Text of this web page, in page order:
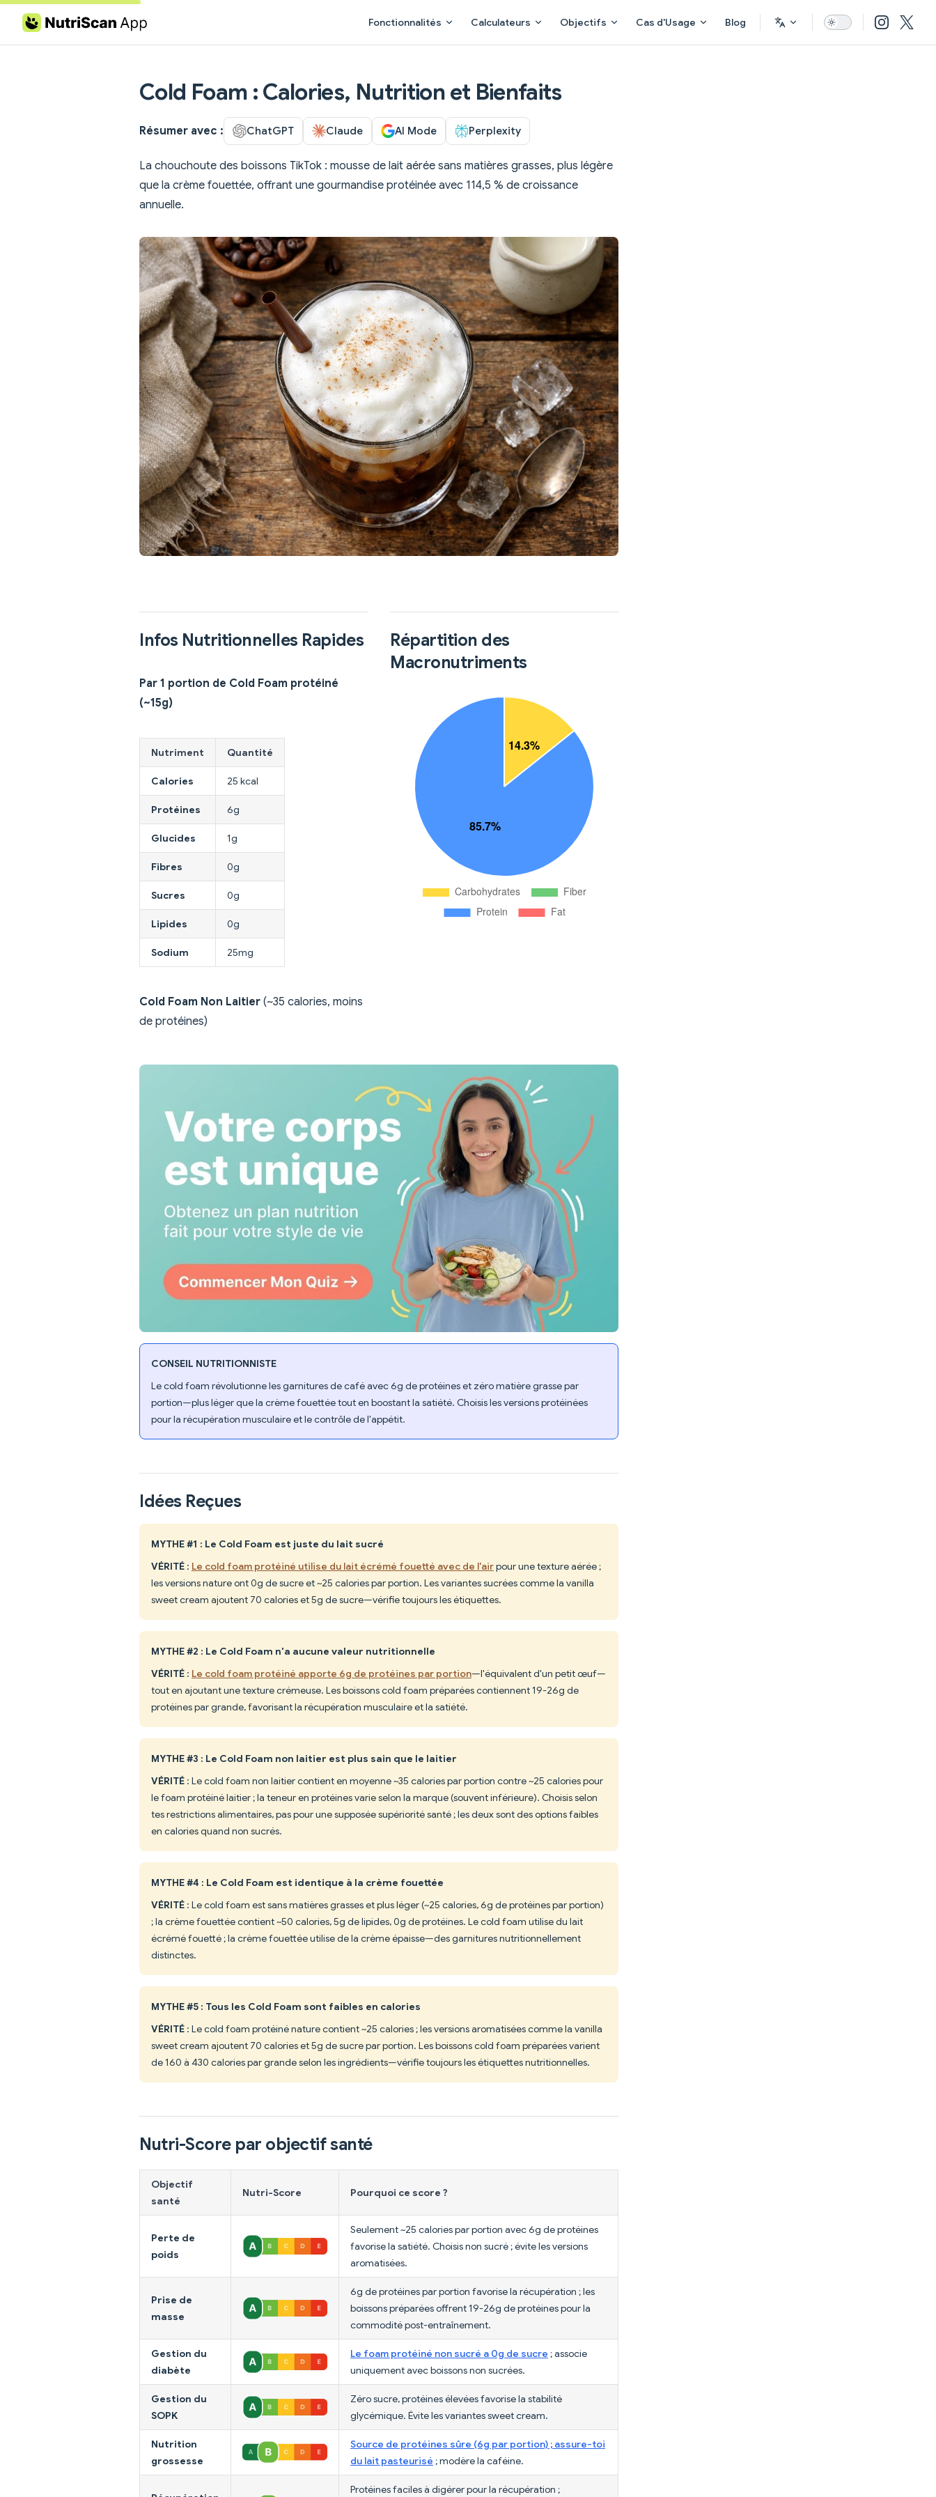
Skip to content Fonctionnalités Calculateurs Objectifs Cas d'Usage Blog
Cold Foam : Calories, Nutrition et Bienfaits
Résumer avec : ChatGPT Claude AI Mode Perplexity
La chouchoute des boissons TikTok : mousse de lait aérée sans matières grasses, plus légère
que la crème fouettée, offrant une gourmandise protéinée avec 114,5 % de croissance
annuelle.
Infos Nutritionnelles Rapides
Par 1 portion de Cold Foam protéiné
(~15g)
Nutriment Quantité
Calories 25 kcal
Protéines 6g
Glucides 1g
Fibres 0g
Sucres 0g
Lipides 0g
Sodium 25mg
Cold Foam Non Laitier (~35 calories, moins
de protéines)
Répartition des
Macronutriments
CONSEIL NUTRITIONNISTE
Le cold foam révolutionne les garnitures de café avec 6g de protéines et zéro matière grasse par
portion—plus léger que la crème fouettée tout en boostant la satiété. Choisis les versions protéinées
pour la récupération musculaire et le contrôle de l'appétit.
Idées Reçues
MYTHE #1 : Le Cold Foam est juste du lait sucré
VÉRITÉ : Le cold foam protéiné utilise du lait écrémé fouetté avec de l'airpour une texture aérée ;
les versions nature ont 0g de sucre et ~25 calories par portion. Les variantes sucrées comme la vanilla
sweet cream ajoutent 70 calories et 5g de sucre—vérifie toujours les étiquettes.
MYTHE #2 : Le Cold Foam n'a aucune valeur nutritionnelle
VÉRITÉ : Le cold foam protéiné apporte 6g de protéines par portion—l'équivalent d'un petit œuf—
tout en ajoutant une texture crémeuse. Les boissons cold foam préparées contiennent 19-26g de
protéines par grande, favorisant la récupération musculaire et la satiété.
MYTHE #3 : Le Cold Foam non laitier est plus sain que le laitier
VÉRITÉ : Le cold foam non laitier contient en moyenne ~35 calories par portion contre ~25 calories pour
le foam protéiné laitier ; la teneur en protéines varie selon la marque (souvent inférieure). Choisis selon
tes restrictions alimentaires, pas pour une supposée supériorité santé ; les deux sont des options faibles
en calories quand non sucrés.
MYTHE #4 : Le Cold Foam est identique à la crème fouettée
VÉRITÉ : Le cold foam est sans matières grasses et plus léger (~25 calories, 6g de protéines par portion)
; la crème fouettée contient ~50 calories, 5g de lipides, 0g de protéines. Le cold foam utilise du lait
écrémé fouetté ; la crème fouettée utilise de la crème épaisse—des garnitures nutritionnellement
distinctes.
MYTHE #5 : Tous les Cold Foam sont faibles en calories
VÉRITÉ : Le cold foam protéiné nature contient ~25 calories ; les versions aromatisées comme la vanilla
sweet cream ajoutent 70 calories et 5g de sucre par portion. Les boissons cold foam préparées varient
de 160 à 430 calories par grande selon les ingrédients—vérifie toujours les étiquettes nutritionnelles.
Nutri-Score par objectif santé
Objectif
santé
Nutri-Score Pourquoi ce score ?
Perte de
poids
Seulement ~25 calories par portion avec 6g de protéines
favorise la satiété. Choisis non sucré ; évite les versions
aromatisées.
Prise de
masse
6g de protéines par portion favorise la récupération ; les
boissons préparées offrent 19-26g de protéines pour la
commodité post-entraînement.
Gestion du
diabète
Le foam protéiné non sucré a 0g de sucre ; associe
uniquement avec boissons non sucrées.
Gestion du
SOPK
Zéro sucre, protéines élevées favorise la stabilité
glycémique. Évite les variantes sweet cream.
Nutrition
grossesse
Source de protéines sûre (6g par portion) ; assure-toi
du lait pasteurisé ; modère la caféine.
Protéines faciles à digérer pour la récupération ;